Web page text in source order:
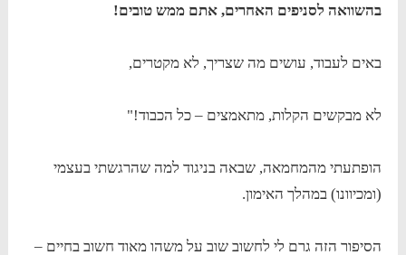
בהשוואה לסניפים האחרים, אתם ממש טובים!
באים לעבוד, עושים מה שצריך, לא מקטרים,
לא מבקשים הקלות, מתאמצים – כל הכבוד!"
הופתעתי מהמחמאה, שבאה בניגוד למה שהרגשתי בעצמי
(ומכיוונו) במהלך האימון.
הסיפור הזה גרם לי לחשוב שוב על משהו מאוד חשוב בחיים –